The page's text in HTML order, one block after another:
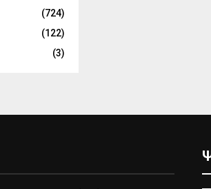
(724)
(122)
(3)